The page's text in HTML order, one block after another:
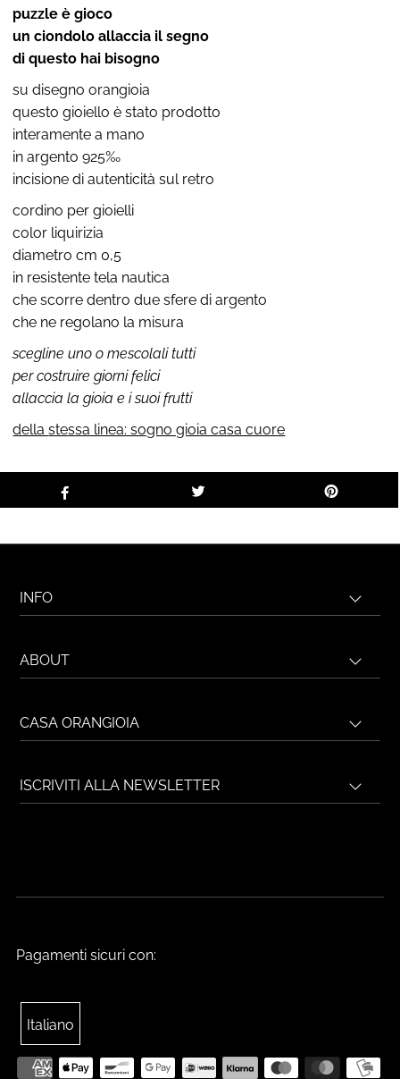
puzzle è gioco
un ciondolo allaccia il segno
di questo hai bisogno
su disegno orangioia
questo gioiello è stato prodotto
interamente a mano
in argento 925‰
incisione di autenticità sul retro
cordino per gioielli
color liquirizia
diametro cm 0,5
in resistente tela nautica
che scorre dentro due sfere di argento
che ne regolano la misura
scegline uno o mescolali tutti
per costruire giorni felici
allaccia la gioia e i suoi frutti
dellastessa linea: sogno gioia casa cuore
INFO
ABOUT
CASA ORANGIOIA
ISCRIVITI ALLA NEWSLETTER
Pagamenti sicuri con:
Italiano